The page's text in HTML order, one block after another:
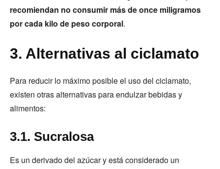
recomiendan no consumir más de once miligramos
por cada kilo de peso corporal.
3. Alternativas al ciclamato
Para reducir lo máximo posible el uso del ciclamato,
existen otras alternativas para endulzar bebidas y
alimentos:
3.1. Sucralosa
Es un derivado del azúcar y está considerado un